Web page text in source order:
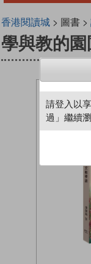
香港閱讀城> 圖書 >
學與教的
請登入以
過」繼續瀏